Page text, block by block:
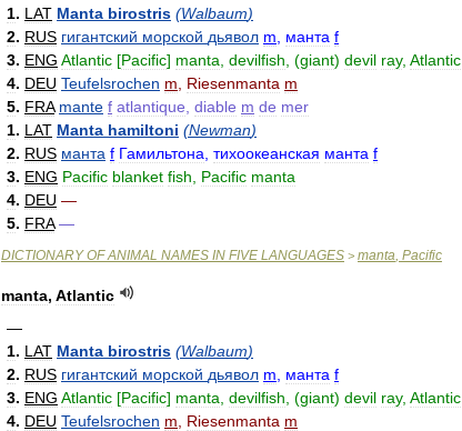
1. LAT Manta birostris (Walbaum)
2. RUS гигантский морской дьявол m манта f
3. ENG Atlantic [Pacific] manta devilfish , (giant) devil ray, Atlantic
4. DEU Teufelsrochen m Riesenmanta m
5. FRA mante f atlantique diable m de mer
1. LAT Manta hamiltoni (Newman)
2. RUS манта f Гамильтона тихоокеанская манта f
3. ENG Pacific blanket fish Pacific manta
4. DEU —
5. FRA —
DICTIONARY OF ANIMAL NAMES IN FIVE LANGUAGES > manta, Pacific
manta, Atlantic
—
1. LAT Manta birostris (Walbaum)
2. RUS гигантский морской дьявол m манта f
3. ENG Atlantic [Pacific] manta devilfish , (giant) devil ray, Atlantic
4. DEU Teufelsrochen m Riesenmanta m